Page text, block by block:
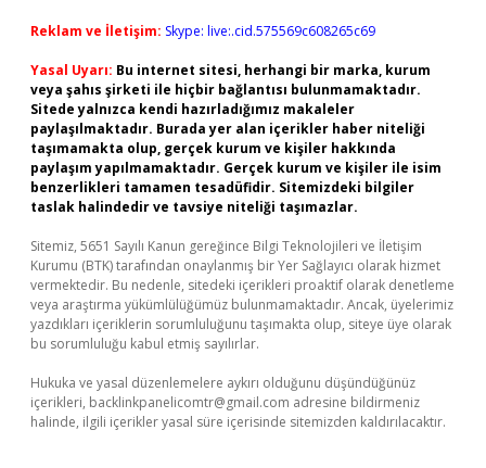
Reklam ve İletişim: Skype: live:.cid.575569c608265c69
Yasal Uyarı: Bu internet sitesi, herhangi bir marka, kurum
veya şahıs şirketi ile hiçbir bağlantısı bulunmamaktadır.
Sitede yalnızca kendi hazırladığımız makaleler
paylaşılmaktadır. Burada yer alan içerikler haber niteliği
taşımamakta olup, gerçek kurum ve kişiler hakkında
paylaşım yapılmamaktadır. Gerçek kurum ve kişiler ile isim
benzerlikleri tamamen tesadüfidir. Sitemizdeki bilgiler
taslak halindedir ve tavsiye niteliği taşımazlar.
Sitemiz, 5651 Sayılı Kanun gereğince Bilgi Teknolojileri ve İletişim
Kurumu (BTK) tarafından onaylanmış bir Yer Sağlayıcı olarak hizmet
vermektedir. Bu nedenle, sitedeki içerikleri proaktif olarak denetleme
veya araştırma yükümlülüğümüz bulunmamaktadır. Ancak, üyelerimiz
yazdıkları içeriklerin sorumluluğunu taşımakta olup, siteye üye olarak
bu sorumluluğu kabul etmiş sayılırlar.
Hukuka ve yasal düzenlemelere aykırı olduğunu düşündüğünüz
içerikleri, backlinkpanelicomtr@gmail.com adresine bildirmeniz
halinde, ilgili içerikler yasal süre içerisinde sitemizden kaldırılacaktır.